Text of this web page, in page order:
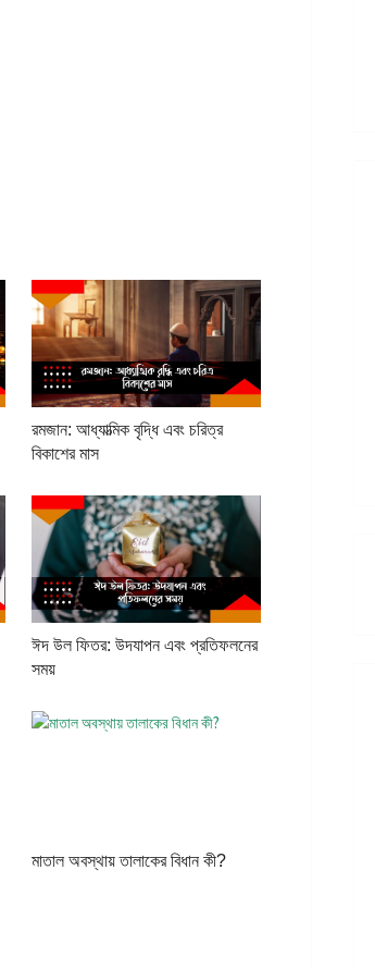
রমজান: আধ্যাত্মিক বৃদ্ধি এবং চরিত্র
বিকাশের মাস
ঈদ উল ফিতর: উদযাপন এবং প্রতিফলনের
সময়
মাতাল অবস্থায় তালাকের বিধান কী?